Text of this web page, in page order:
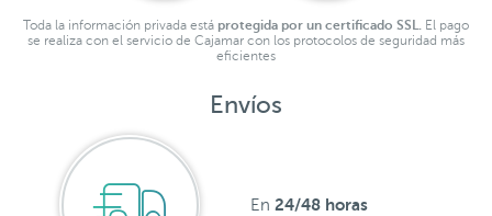
Toda la información privada está protegida por un certificado SSL.
El pago
se realiza con el servicio de Cajamar con los protocolos de seguridad más
eficientes
Envíos
En 24/48 horas